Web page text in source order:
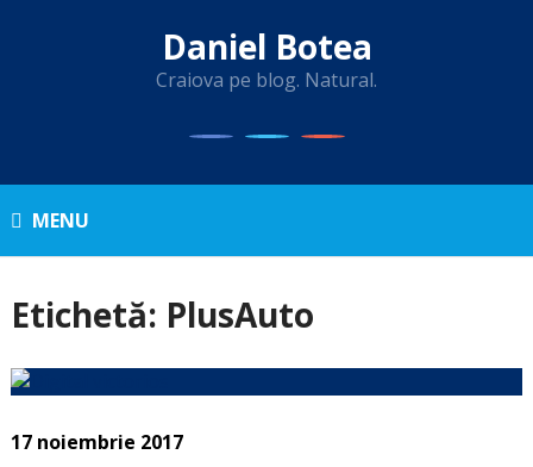
Daniel Botea
Craiova pe blog. Natural.
MENU
Etichetă: PlusAuto
17 noiembrie 2017